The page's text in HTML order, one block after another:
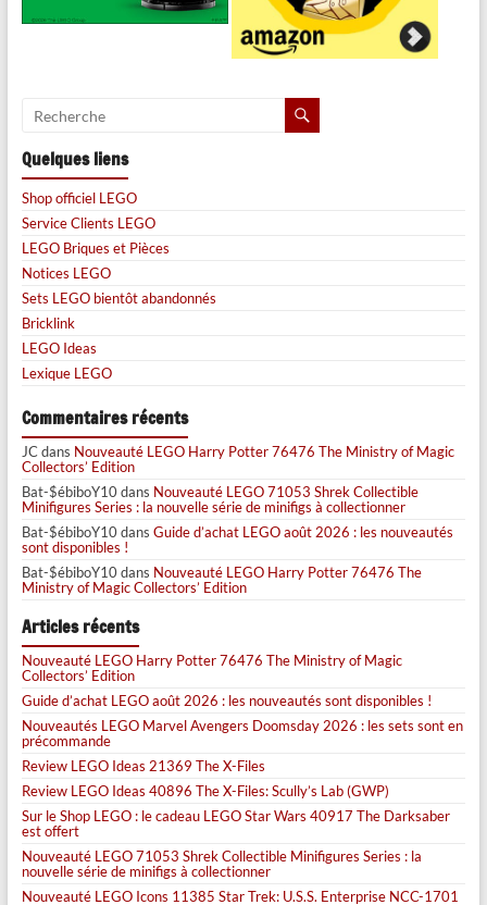
Quelques liens
Shop officiel LEGO
Service Clients LEGO
LEGO Briques et Pièces
Notices LEGO
Sets LEGO bientôt abandonnés
Bricklink
LEGO Ideas
Lexique LEGO
Commentaires récents
JCdans Nouveauté LEGO Harry Potter 76476 The Ministry of Magic
Collectors’ Edition
Bat-$ébiboY10dans Nouveauté LEGO 71053 Shrek Collectible
Minifigures Series : la nouvelle série de minifigs à collectionner
Bat-$ébiboY10dans Guide d’achat LEGO août 2026 : les nouveautés
sont disponibles !
Bat-$ébiboY10dans Nouveauté LEGO Harry Potter 76476 The
Ministry of Magic Collectors’ Edition
Articles récents
Nouveauté LEGO Harry Potter 76476 The Ministry of Magic
Collectors’ Edition
Guide d’achat LEGO août 2026 : les nouveautés sont disponibles !
Nouveautés LEGO Marvel Avengers Doomsday 2026 : les sets sont en
précommande
Review LEGO Ideas 21369 The X-Files
Review LEGO Ideas 40896 The X-Files: Scully’s Lab (GWP)
Sur le Shop LEGO : le cadeau LEGO Star Wars 40917 The Darksaber
est offert
Nouveauté LEGO 71053 Shrek Collectible Minifigures Series : la
nouvelle série de minifigs à collectionner
Nouveauté LEGO Icons 11385 Star Trek: U.S.S. Enterprise NCC-1701